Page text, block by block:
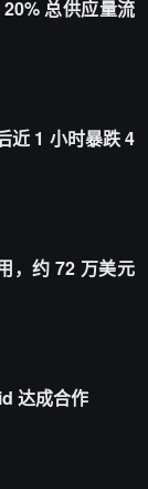
总供应量流
近 1 小时暴跌 4
，约 72 万美元
达成合作